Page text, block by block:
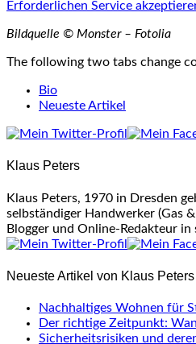
Erforderlichen Service
Bildquelle © Monster – Fotolia
The following two tabs change
Bio
Neueste Artikel
Klaus Peters
Klaus Peters, 1970 in Dresden
selbständiger Handwerker (Gas
Blogger und Online-Redakteur
Neueste Artikel von Klaus Peters
Nachhaltiges Wohnen für
Der richtige Zeitpunkt:
Sicherheitsrisiken und